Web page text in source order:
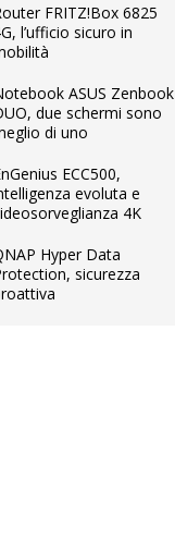
FRITZ!Box 6825
l’ufficio sicuro in
ASUS Zenbook
due schermi sono
di uno
ECC500,
evoluta e
4K
Hyper Data
sicurezza